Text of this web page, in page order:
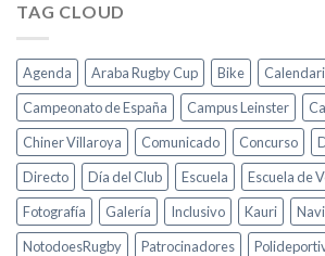
TAG CLOUD
Agenda Araba Rugby Cup Bike
Campeonato de España
Campus Leinster
Chiner Villaroya
Comunicado Concurso
Directo
Día del Club Escuela Escuela de
Fotografía
Galería Inclusivo Kauri
NotodoesRugby
Patrocinadores